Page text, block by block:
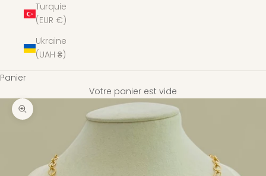
Turquie
(EUR €)
Ukraine
(UAH ₴)
Panier
Votre panier est vide
Zoomer sur l'image